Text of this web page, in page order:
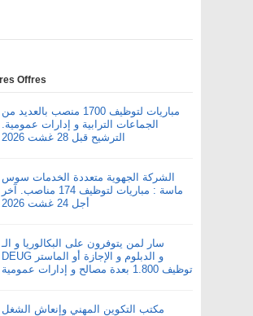
Offres
مباريات لتوظيف 1700 منصب بالعديد من
الجماعات الترابية و إدارات عمومية.
الترشيح قبل 28 غشت 2026
الشركة الجهوية متعددة الخدمات سوس
ماسة : مباريات لتوظيف 174 مناصب. آخر
أجل 24 غشت 2026
سار لمن يتوفرون على البكالوريا و الـ
DEUG و الدبلوم و الإجازة أو الماستر
توظيف 1.800 بعدة مصالح و إدارات عمومية
مكتب التكوين المهني وإنعاش الشغل